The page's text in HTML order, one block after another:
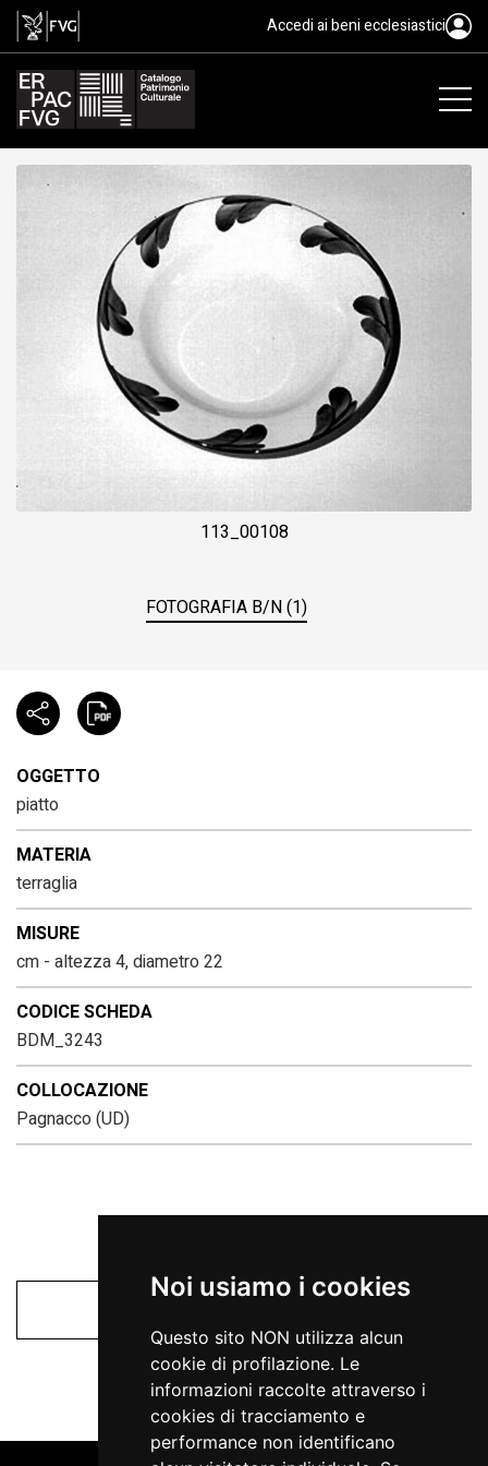
Noi usiamo i cookies
Questo sito NON utilizza alcun
cookie di profilazione. Le
informazioni raccolte attraverso i
cookies di tracciamento e
performance non identificano
piatto Accedi ai beni ecclesiastici
113_00108
FOTOGRAFIA B/N (1)
OGGETTO
piatto
MATERIA
terraglia
MISURE
cm - altezza 4, diametro 22
CODICE SCHEDA
BDM_3243
COLLOCAZIONE
Pagnacco (UD)